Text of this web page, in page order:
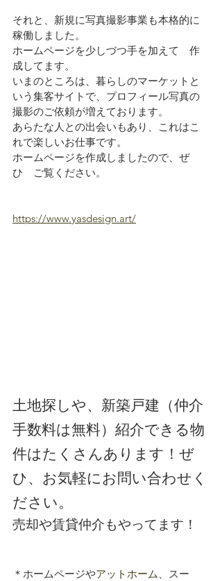
それと、新規に写真撮影事業も本格的に
稼働しました。
ホームページを少しづつ手を加えて　作
成してます。
いまのところは、暮らしのマーケットと
いう集客サイトで、プロフィール写真の
撮影のご依頼が増えております。
あらたな人との出会いもあり、これはこ
れで楽しいお仕事です。
ホームページを作成しましたので、ぜ
ひ　ご覧ください。
https://www.yasdesign.art/
土地探しや、新築戸建（仲介
手数料は無料）紹介できる物
件はたくさんあります！ぜ
ひ、お気軽にお問い合わせく
ださい。
売却や賃貸仲介もやってます！
＊ホームページやアットホーム
、スー